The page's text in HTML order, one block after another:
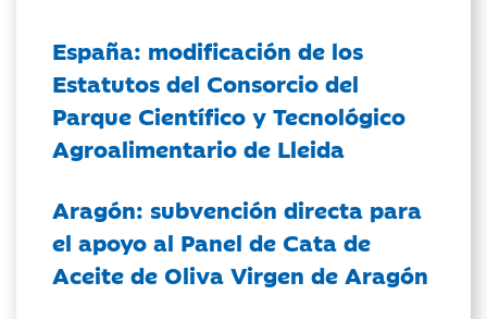
España: modificación de los
Estatutos del Consorcio del
Parque Científico y Tecnológico
Agroalimentario de Lleida
Aragón: subvención directa para
el apoyo al Panel de Cata de
Aceite de Oliva Virgen de Aragón